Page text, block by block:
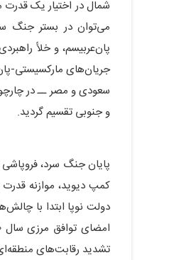
شمال در اختیار یک قدرت
می‌توان در بستر جنگ
پان‌عربیسم، و خلأ
جریان‌های مارکسیستی-
سعودی و مصر ــ در
و جنوبی تقسیم گردید.
پایان جنگ سرد،
دولت نوپا ابتدا با
تشدید رقابت‌های